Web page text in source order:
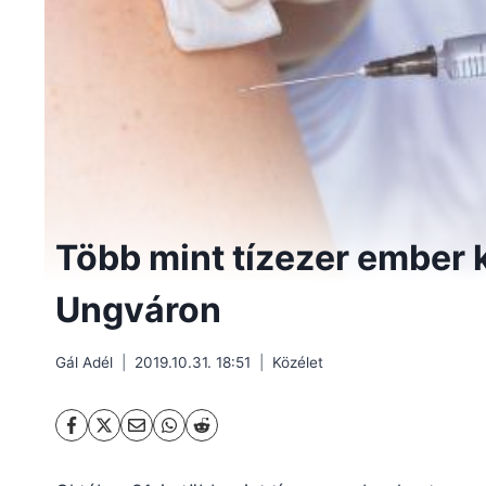
Több mint tízezer
Ungváron
Gál Adél 2019.10.31. 18:51 Közélet